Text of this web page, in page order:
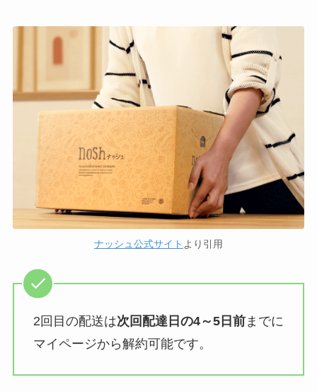
ナッシュ公式サイト より引用
2回目の配送は次回配達日の4～5日前までに
マイページから解約可能です。